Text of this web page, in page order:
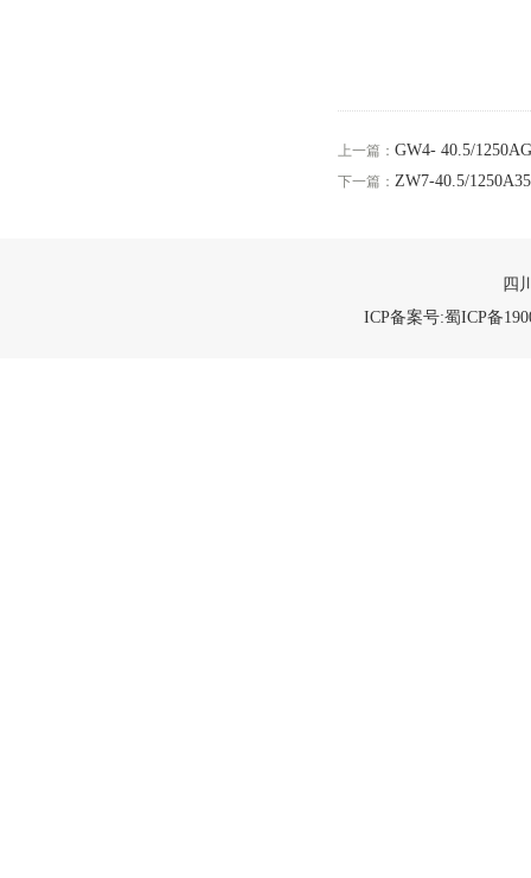
上一篇： GW4- 40.5/
下一篇： ZW7-40.5/
四
ICP备案号:蜀ICP备